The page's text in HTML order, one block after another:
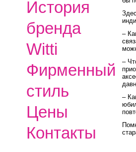
История
бренда
Witti
Фирменный
стиль
Цены
Контакты
–
–
–